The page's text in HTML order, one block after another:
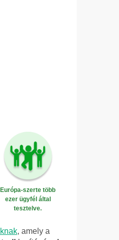
Európa-szerte több
ezer ügyfél által
tesztelve.
, amely a